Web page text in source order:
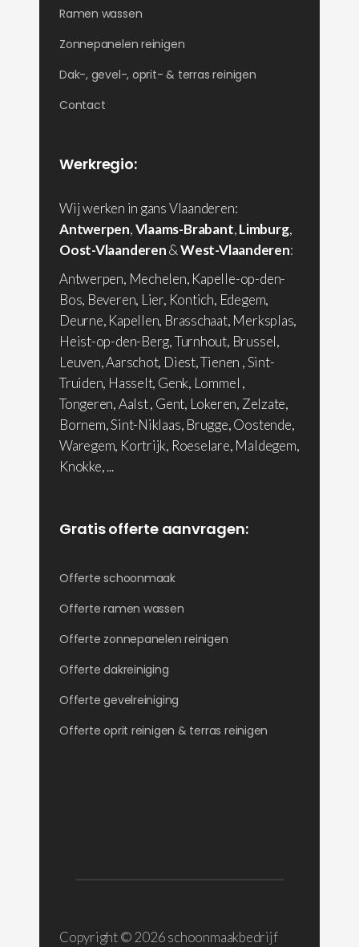
Ramen wassen
Zonnepanelen reinigen
Dak-, gevel-, oprit- & terras reinigen
Contact
Werkregio:
Wij werken in gans Vlaanderen:
Antwerpen,Vlaams-Brabant,Limburg,
Oost-Vlaanderen&West-Vlaanderen:
Antwerpen, Mechelen, Kapelle-op-den-
Bos, Beveren, Lier, Kontich, Edegem,
Deurne, Kapellen, Brasschaat, Merksplas,
Heist-op-den-Berg, Turnhout, Brussel,
Leuven, Aarschot, Diest, Tienen , Sint-
Truiden, Hasselt, Genk, Lommel ,
Tongeren, Aalst , Gent, Lokeren, Zelzate,
Bornem, Sint-Niklaas, Brugge, Oostende,
Waregem, Kortrijk, Roeselare, Maldegem,
Knokke, ...
Gratis offerte aanvragen:
Offerte schoonmaak
Offerte ramen wassen
Offerte zonnepanelen reinigen
Offerte dakreiniging
Offerte gevelreiniging
Offerte oprit reinigen & terras reinigen
Copyright © 2026 schoonmaakbedrijf